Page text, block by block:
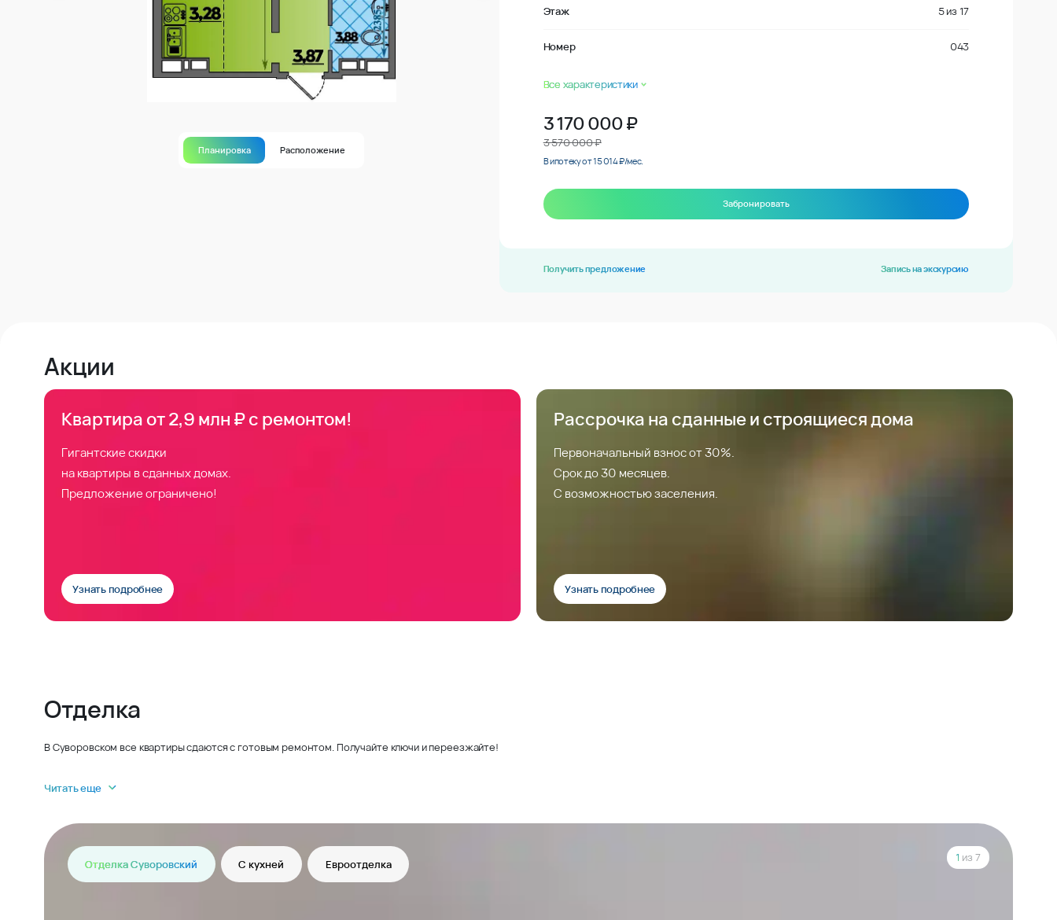
Планировка Расположение
Этаж 5из 17
Номер 043
Все характеристики
3 170 000₽
3 570 000 ₽
В ипотеку от 15 014 ₽/мес.
Забронировать
Получить предложение Запись на экскурсию
Акции
Квартира от 2,9 млн ₽ с ремонтом!
Гигантские скидки
на квартиры в сданных домах.
Предложение ограничено!
Узнать подробнее
Рассрочка на сданные и строящиеся дома
Первоначальный взнос от 30%.
Срок до 30 месяцев.
С возможностью заселения.
Узнать подробнее
Отделка
В Суворовском все квартиры сдаются с готовым ремонтом. Получайте ключи и переезжайте!
Читать еще
Отделка Суворовский С кухней Евроотделка
1 из 7